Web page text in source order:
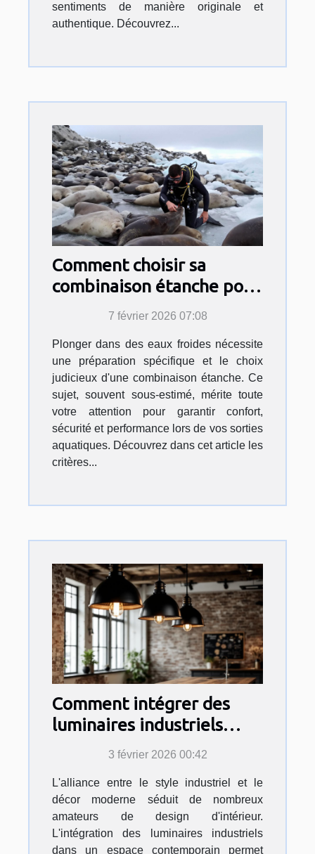
sentiments de manière originale et
authentique. Découvrez...
Comment choisir sa
combinaison étanche pour
des eaux froides ?
7 février 2026 07:08
Plonger dans des eaux froides nécessite
une préparation spécifique et le choix
judicieux d'une combinaison étanche. Ce
sujet, souvent sous-estimé, mérite toute
votre attention pour garantir confort,
sécurité et performance lors de vos sorties
aquatiques. Découvrez dans cet article les
critères...
Comment intégrer des
luminaires industriels
dans un décor moderne ?
3 février 2026 00:42
L'alliance entre le style industriel et le
décor moderne séduit de nombreux
amateurs de design d'intérieur.
L'intégration des luminaires industriels
dans un espace contemporain permet